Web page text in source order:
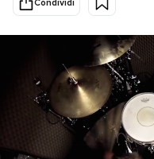
Cultura
Economia
PODCAST
Condividi